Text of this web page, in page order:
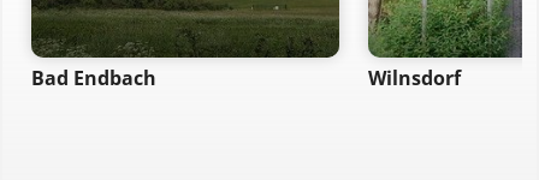
Bad Endbach Wilnsdorf